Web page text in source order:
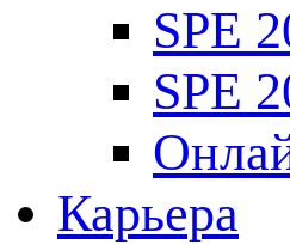
SPE
SPE
Карьера